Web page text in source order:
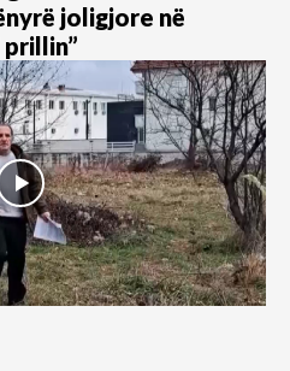
joligjore në
prillin”